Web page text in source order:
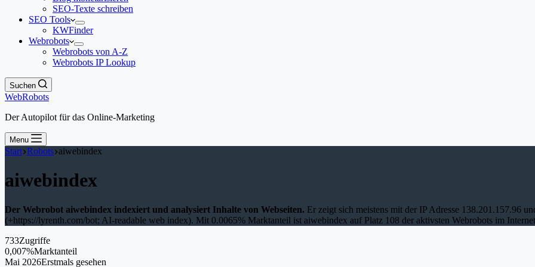
SEO-Texte schreiben
SEO Tools
KWFinder
Webrobots
Webrobots von A-Z
Webrobots IP Lookup
Suchen
WebRobots
Der Autopilot für das Online-Marketing
Menu
Start Robots aiwebindex
aiwebindex
Der Webrobot aiwebindex indexiert und analysiert Inhalte von Webseiten. Er zeigt sich meistens mit der IP Adresse 138.201.157.96
(+https://lyrenth.com/bot; AI-readable web index). Mit 0.0065% Marktanteil ist aiwebindex auf Platz 108 der aktivsten Webrobots im
733Zugriffe
0,007%Marktanteil
Mai 2026Erstmals gesehen